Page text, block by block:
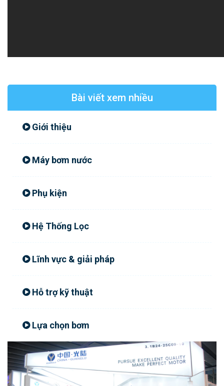
Bài viết xem nhiều
Giới thiệu
Máy bơm nước
Phụ kiện
Hệ Thống Lọc
Lĩnh vực & giải pháp
Hỗ trợ kỹ thuật
Lựa chọn bơm